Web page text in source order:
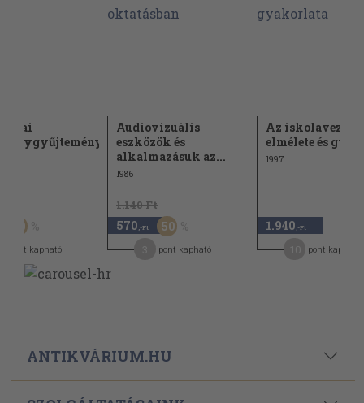
50
pont kapható
Audiovizuális
eszközök és
alkalmazásuk az...
1986
1.140 Ft
570 ,-Ft 50
pont kapható
Az iskolavezetés
elmélete és
1997
1.940 ,-Ft
pont kapható
ANTIKVÁRIUM.HU